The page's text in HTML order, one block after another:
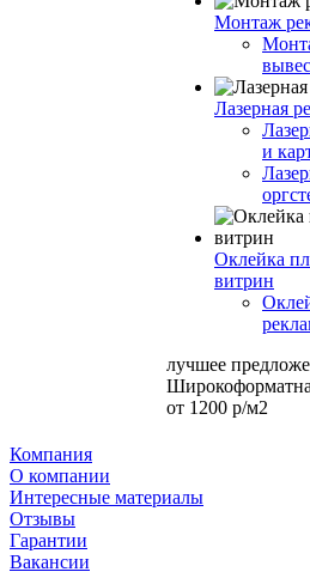
Монтаж
Лазерная
и
Оклейка
витрин
лучшее
от 1200 р/м2
Компания
О компании
Интересные материалы
Отзывы
Гарантии
Вакансии